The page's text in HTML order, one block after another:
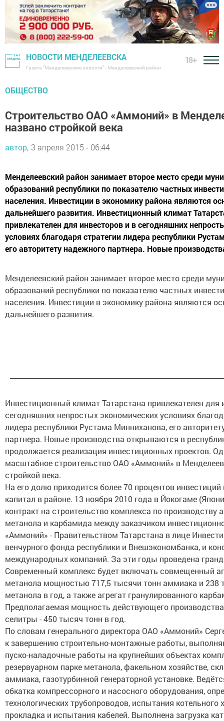
НОВОСТИ МЕНДЕЛЕЕВСКА
Газета "Менделеевские новости" - Менделеевский район
18+
ОБЩЕСТВО
Cтроительство ОАО «Аммоний» в
названо стройкой века
автор, 3 апреля 2015 - 06:44
Менделеевский район занимает второе место среди
образований республики по показателю частных
населения. Инвестиции в экономику района являются
дальнейшего развития. Инвестиционный климат
привлекателен для инвесторов и в сегодняшних
условиях благодаря стратегии лидера республики
его авторитету надежного партнера. Новые
Менделеевский район занимает второе место среди
образований республики по показателю частных
населения. Инвестиции в экономику района являются
дальнейшего развития.
Инвестиционный климат Татарстана привлекателен для
сегодняшних непростых экономических условиях
лидера республики Рустама Минниханова, его
партнера. Новые производства открываются в
продолжается реализация инвестиционных проектов.
масштабное строительство ОАО «Аммоний» в
стройкой века.
На его долю приходится более 70 процентов инвестиций
капитал в районе. 13 ноября 2010 года в Йокогаме
контракт на строительство комплекса по производству
метанола и карбамида между заказчиком
«Аммоний» - Правительством Татарстана в лице
венчурного фонда республики и Внешэкономбанка, и
международных компаний. За эти годы проведена
Современный комплекс будет включать совмещенный
метанола мощностью 717,5 тысячи тонн аммиака и 238
метанола в год, а также агрегат гранулированного
Предполагаемая мощность действующего
селитры - 450 тысяч тонн в год.
По словам генерального директора ОАО «Аммоний»
к завершению строительно-монтажные работы,
пуско-наладочные работы на крупнейших объектах
резервуарном парке метанола, факельном хозяйстве,
аммиака, газотурбинной генераторной установке.
обкатка компрессорного и насосного оборудования,
технологических трубопроводов, испытания котельного
прокладка и испытания кабелей. Выполнена загрузка